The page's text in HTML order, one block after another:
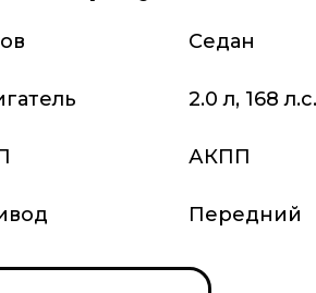
Седан
2.0 л, 168
АКПП
Передний